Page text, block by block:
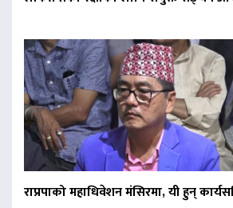
राप्रपाको महाधिवेशन मंसिरमा, यी हुन्